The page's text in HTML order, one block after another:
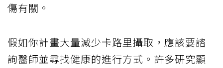
傷有關。
假如你計畫大量減少卡路里攝取，應該要諮
詢醫師並尋找健康的進行方式。許多研究顯